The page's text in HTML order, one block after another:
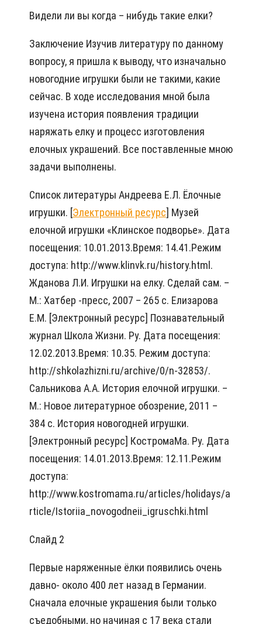
Видели ли вы когда – нибудь такие елки?
Заключение Изучив литературу по данному
вопросу, я пришла к выводу, что изначально
новогодние игрушки были не такими, какие
сейчас. В ходе исследования мной была
изучена история появления традиции
наряжать елку и процесс изготовления
елочных украшений. Все поставленные мною
задачи выполнены.
Список литературы Андреева Е.Л. Ёлочные
игрушки. [Электронный ресурс] Музей
елочной игрушки «Клинское подворье». Дата
посещения: 10.01.2013.Время: 14.41.Режим
доступа: http://www.klinvk.ru/history.html.
Жданова Л.И. Игрушки на елку. Сделай сам. –
М.: Хатбер -пресс, 2007 – 265 с. Елизарова
Е.М. [Электронный ресурс] Познавательный
журнал Школа Жизни. Ру. Дата посещения:
12.02.2013.Время: 10.35. Режим доступа:
http://shkolazhizni.ru/archive/0/n-32853/.
Сальникова А.А. История елочной игрушки. –
М.: Новое литературное обозрение, 2011 –
384 с. История новогодней игрушки.
[Электронный ресурс] КостромаМа. Ру. Дата
посещения: 14.01.2013.Время: 12.11.Режим
доступа:
http://www.kostromama.ru/articles/holidays/a
rticle/Istoriia_novogodneii_igruschki.html
Слайд 2
Первые наряженные ёлки появились очень
давно- около 400 лет назад в Германии.
Сначала елочные украшения были только
съедобными, но начиная с 17 века стали